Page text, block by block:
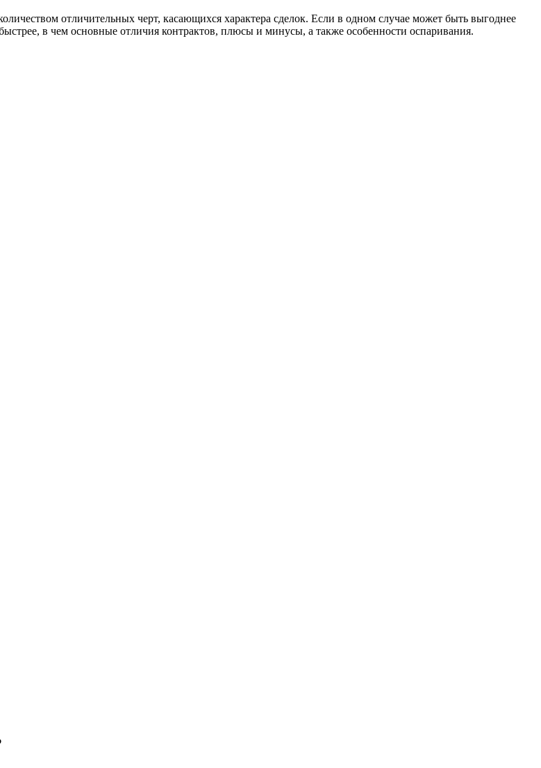
отличительных черт, касающихся характера сделок. Если в одном случае может быть выгоднее
в чем основные отличия контрактов, плюсы и минусы, а также особенности оспаривания.